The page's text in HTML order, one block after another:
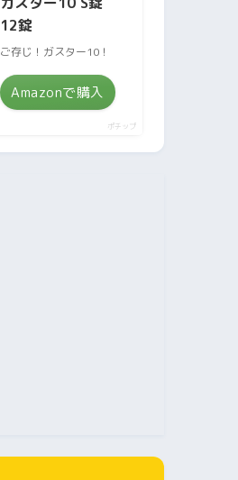
12錠
ご存じ！ガスター10！
Amazonで購入
ポチップ